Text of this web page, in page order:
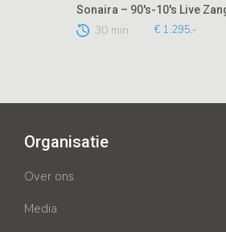
30 min € 1.295,-
Organisatie
Over ons
Media